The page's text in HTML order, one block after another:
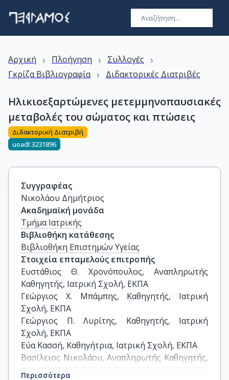
Αρχική › Πλοήγηση › Συλλογές ›
Γκρίζα Βιβλιογραφία › Διδακτορικές Διατριβές
Ηλικιοεξαρτώμενες μετεμμηνοπαυσιακές
μεταβολές του σώματος και πτώσεις
Διδακτορική Διατριβή
uoadl:3231896
Συγγραφέας
Νικολάου Δημήτριος
Ακαδημαϊκή μονάδα
Τμήμα Ιατρικής
Βιβλιοθήκη κατάθεσης
Βιβλιοθήκη Επιστημών Υγείας
Στοιχεία επταμελούς επιτροπής
Ευστάθιος Θ. Χρονόπουλος, Αναπληρωτής
Καθηγητής, Ιατρική Σχολή, ΕΚΠΑ
Γεώργιος Χ. Μπάμπης, Καθηγητής, Ιατρική
Σχολή, ΕΚΠΑ
Γεώργιος Π. Λυρίτης, Καθηγητής, Ιατρική
Σχολή, ΕΚΠΑ
Εύα Κασσή, Καθηγήτρια, Ιατρική Σχολή, ΕΚΠΑ
Βασίλειος Νικολάου, Αναπληρωτής Καθηγητής,
Ιατρική Σχολή, ΕΚΠΑ
Περισσότερα